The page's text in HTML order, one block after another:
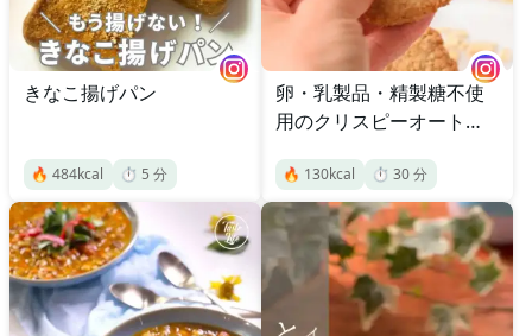
きなこ揚げパン
🔥 484kcal ⏱️ 5 分
卵・乳製品・精製糖不使
用のクリスピーオートミ
🔥 130kcal ⏱️ 30分